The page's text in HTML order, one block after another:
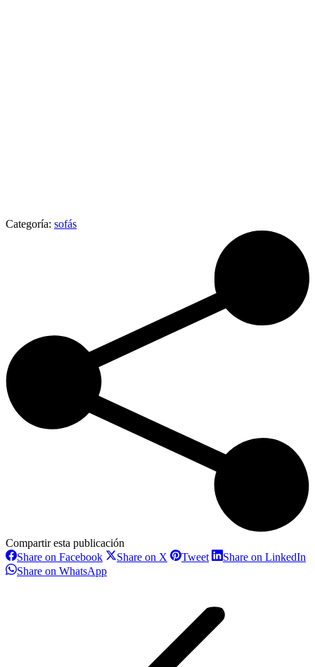
Categoría: sofás
Compartir esta publicación
Share on FacebookShare
on
Facebook
Share on X ShareTweetShareShare on LinkedIn
Share on WhatsAppShare